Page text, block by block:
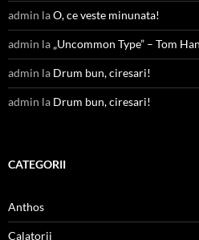
admin laO, ce veste minunata!
admin la „Uncommon Type” – Tom
admin la Drum bun, ciresari!
admin la Drum bun, ciresari!
CATEGORII
Anthos
Calatorii